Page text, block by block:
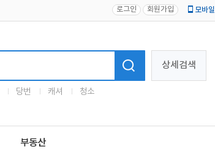
로그인 회원가입 모바일
상세검색
당번 캐셔 청소
부동산